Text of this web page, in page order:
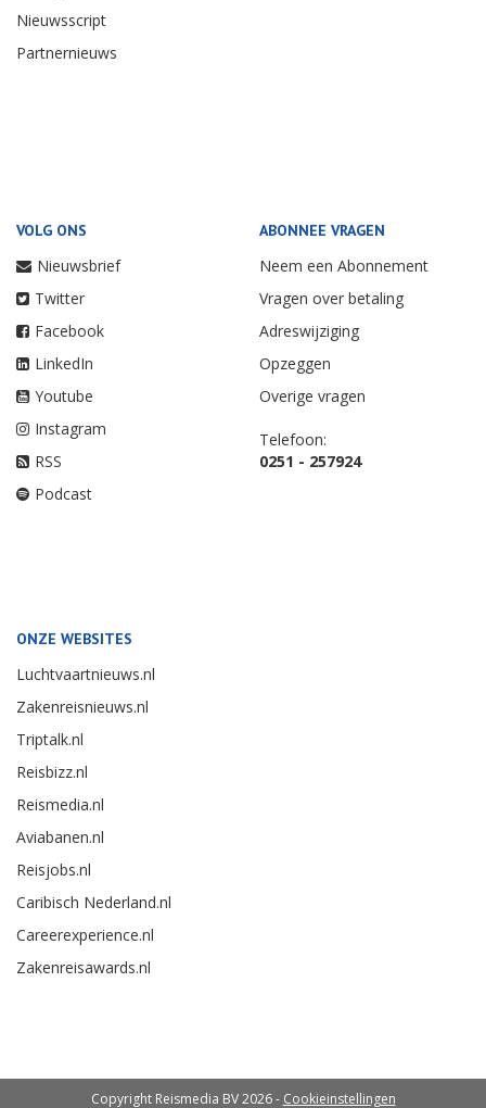
Nieuwsscript
Partnernieuws
VOLG ONS
Nieuwsbrief
Twitter
Facebook
LinkedIn
Youtube
Instagram
RSS
Podcast
ABONNEE VRAGEN
Neem een Abonnement
Vragen over betaling
Adreswijziging
Opzeggen
Overige vragen
Telefoon:
0251 - 257924
ONZE WEBSITES
Luchtvaartnieuws.nl
Zakenreisnieuws.nl
Triptalk.nl
Reisbizz.nl
Reismedia.nl
Aviabanen.nl
Reisjobs.nl
Caribisch Nederland.nl
Careerexperience.nl
Zakenreisawards.nl
Copyright Reismedia BV 2026 - Cookieinstellingen